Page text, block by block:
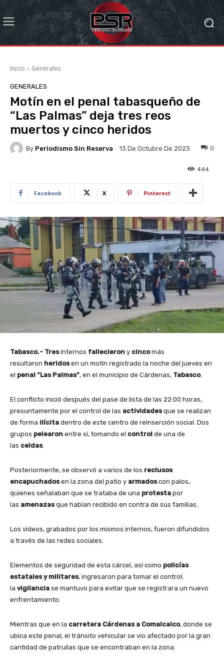
Inicio Generales
GENERALES
Motín en el penal tabasqueño de
“Las Palmas” deja tres reos
muertos y cinco heridos
By Periodismo Sin Reserva 13 De Octubre De 2023 0
444
Facebook X Pinterest
Tabasco.- Tresinternos fallecieron y cincomás
resultaron heridosen un motín registrado la noche del jueves en
el penal “Las Palmas”, en el municipio de Cárdenas, Tabasco.
El conflicto inició después del pase de lista de las 22:00 horas,
presuntamente por el control de las actividadesque se realizan
de forma ilícita dentro de este centro de reinserción social. Dos
grupos pelearon entre sí, tomando el control de una de
las celdas.
Posteriormente, se observó a varios de los reclusos
encapuchadosen la zona del patio y armadoscon palos,
quienes señalaban que se trataba de una protesta por
las amenazasque habían recibido en contra de sus familias.
Los vídeos, grabados por los mismos internos, fueron difundidos
a través de las redes sociales.
Elementos de seguridad de esta cárcel, así como policías
estatales y militares, ingresaron para tomar el control;
la vigilancia se mantuvo para evitar que se registrara un nuevo
enfrentamiento.
Mientras que en la carretera Cárdenas a Comalcalco, donde se
ubica este penal, el tránsito vehicular se vio afectado por la gran
cantidad de patrullas que se encontraban en la zona.